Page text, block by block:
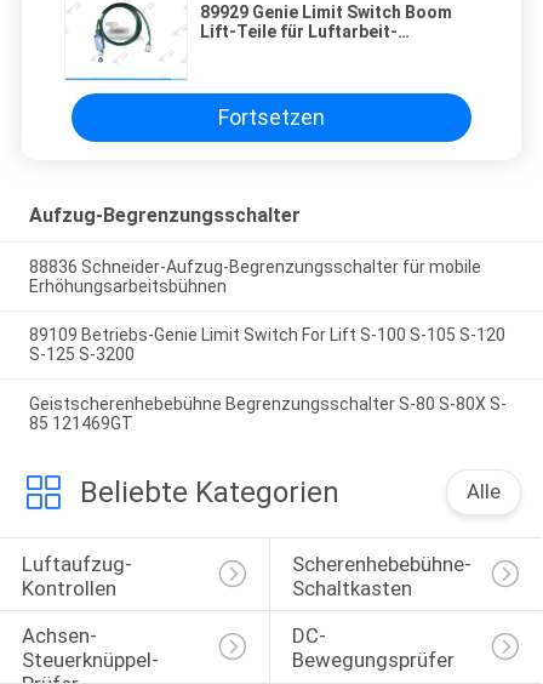
89929 Genie Limit Switch Boom
Lift-Teile für Luftarbeit-
Fortsetzen
Aufzug-Begrenzungsschalter
88836 Schneider-Aufzug-Begrenzungsschalter für mobile
Erhöhungsarbeitsbühnen
89109 Betriebs-Genie Limit Switch For Lift S-100 S-105 S-120
S-125 S-3200
Geistscherenhebebühne Begrenzungsschalter S-80 S-80X S-
85 121469GT
Beliebte Kategorien Alle
Luftaufzug-
Kontrollen
Scherenhebebühne-
Schaltkasten
Achsen-
Steuerknüppel-
DC-
Bewegungsprüfer